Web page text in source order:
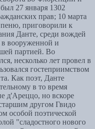
27 января 1302
прав; 10 марта
приговорили к
Данте, среди вождей
вооруженной и
партией. Во
несколько лет провел в
гостеприимством
Как поэт, Данте
в то время
д'Ареццо, но вскоре
другом Гвидо
особой поэтической
"сладостного нового